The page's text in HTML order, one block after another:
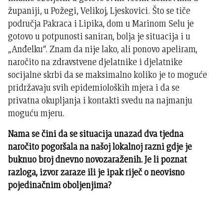
županiji, u Požegi, Velikoj, Ljeskovici. Što se tiče
područja Pakraca i Lipika, dom u Marinom Selu je
gotovo u potpunosti saniran, bolja je situacija i u
„Anđelku“. Znam da nije lako, ali ponovo apeliram,
naročito na zdravstvene djelatnike i djelatnike
socijalne skrbi da se maksimalno koliko je to moguće
pridržavaju svih epidemioloških mjera i da se
privatna okupljanja i kontakti svedu na najmanju
moguću mjeru.
Nama se čini da se situacija unazad dva tjedna
naročito pogoršala na našoj lokalnoj razni gdje je
buknuo broj dnevno novozaraženih. Je li poznat
razloga, izvor zaraze ili je ipak riječ o neovisno
pojedinačnim oboljenjima?